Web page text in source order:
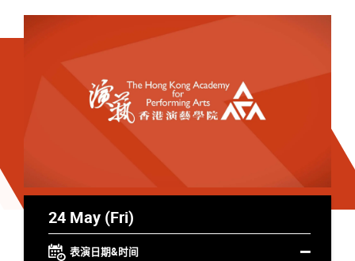
24 May (Fri)
表演日期&时间